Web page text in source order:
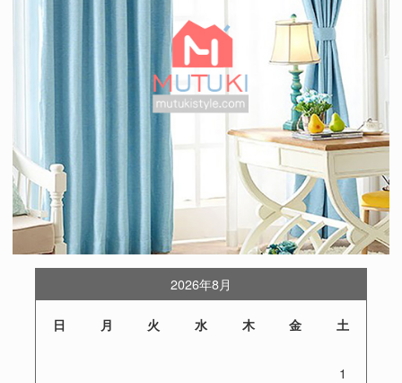
2026年8月
日 月 火 水 木 金 土
1